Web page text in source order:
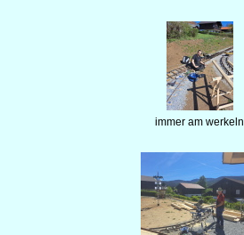
immer am werkeln